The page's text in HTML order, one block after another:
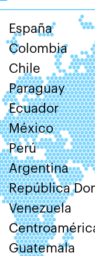
España
Colombia
Chile
Paraguay
Ecuador
México
Perú
Argentina
República
Venezuela
Guatemala